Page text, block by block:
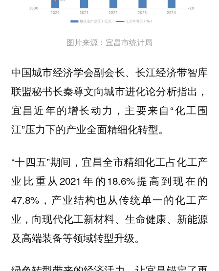
图片来源：宜昌市统计局
中国城市经济学会副会长、长江经济带智库
联盟秘书长秦尊文向城市进化论分析指出，
宜昌近年的增长动力，主要来自“化工围
江”压力下的产业全面精细化转型。
“十四五”期间，宜昌全市精细化工占化工产
业比重从2021年的18.6%提高到现在的
47.8%，产业结构也从传统单一的化工产
业，向现代化工新材料、生命健康、新能源
及高端装备等领域转型升级。